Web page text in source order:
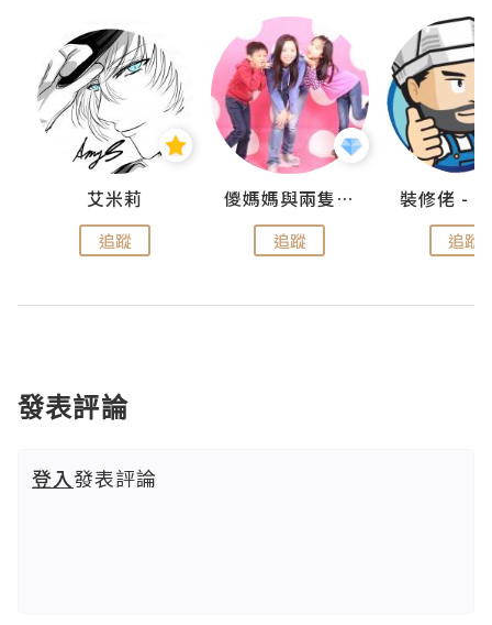
艾米莉
追蹤
儍媽媽與兩隻小魔怪之家
追蹤 追蹤
發表評論
登入發表評論